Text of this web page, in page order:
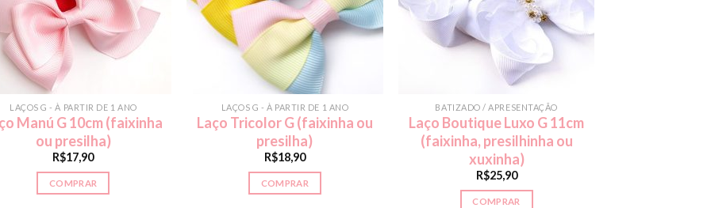
LAÇOS G - À PARTIR DE 1 ANO
Manú G 10cm (faixinha
ou presilha)
R$17,90
COMPRAR
LAÇOS G - À PARTIR DE 1 ANO
Laço Tricolor G (faixinha ou
presilha)
R$18,90
COMPRAR
BATIZADO / APRESENTAÇÃO
Laço Boutique Luxo G 11cm
(faixinha, presilhinha ou
xuxinha)
R$25,90
COMPRAR